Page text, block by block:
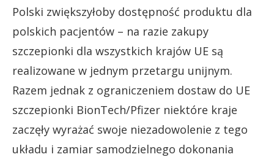
Polski zwiększyłoby dostępność produktu dla
polskich pacjentów – na razie zakupy
szczepionki dla wszystkich krajów UE są
realizowane w jednym przetargu unijnym.
Razem jednak z ograniczeniem dostaw do UE
szczepionki BionTech/Pfizer niektóre kraje
zaczęły wyrażać swoje niezadowolenie z tego
układu i zamiar samodzielnego dokonania